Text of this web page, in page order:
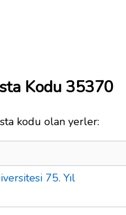
Kodu 35370
kodu olan yerler:
75. Yıl